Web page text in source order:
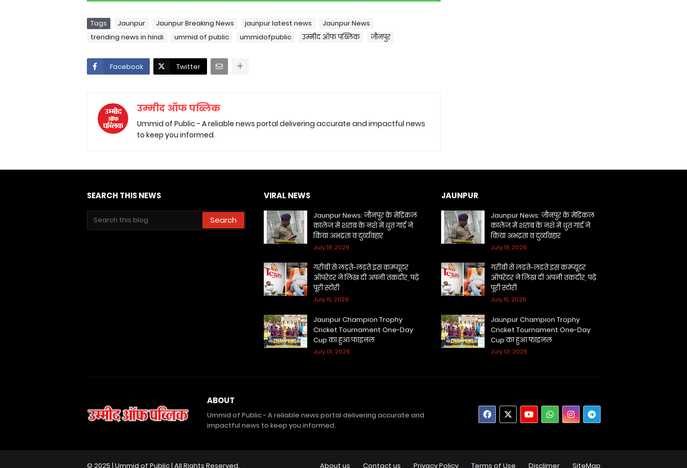
Tags Jaunpur Jaunpur Breaking News jaunpur latest news
Jaunpur News
trending news in hindi
ummid of public ummidofpublic उम्मीद ऑफ पब्लिक जौनपुर
Facebook Twitter
उम्मीद ऑफ पब्लिक
Ummid of Public - A reliable news portal delivering accurate and impactful news
to keep you informed.
SEARCH THIS NEWS VIRAL NEWS
Jaunpur News: जौनपुर के मेडिकल
कालेज में शराब के नशे में धुत गार्ड ने
किया अभद्रता व दुर्व्यवहार
July 18, 2026
गरीबी से लड़ते-लड़ते इस कम्प्यूटर
ऑपरेटर ने लिख दी अपनी तकदीर, पढ़ें
पूरी स्टोरी
July 15, 2026
Jaunpur Champion Trophy
Cricket Tournament One-Day
Cup का हुआ फाइनल
July 01, 2026
JAUNPUR
Jaunpur News: जौनपुर के मेडिकल
कालेज में शराब के नशे में धुत गार्ड ने
किया अभद्रता व दुर्व्यवहार
July 18, 2026
गरीबी से लड़ते-लड़ते इस कम्प्यूटर
ऑपरेटर ने लिख दी अपनी तकदीर, पढ़ें
पूरी स्टोरी
July 15, 2026
Jaunpur Champion Trophy
Cricket Tournament One-Day
Cup का हुआ फाइनल
July 01, 2026
ABOUT
Ummid of Public - A reliable news portal delivering accurate and
impactful news to keep you informed.
© 2025 | Ummid of Public| All Rights Reserved. About us Contact us Privacy Policy Terms of Use Disclimer SiteMap